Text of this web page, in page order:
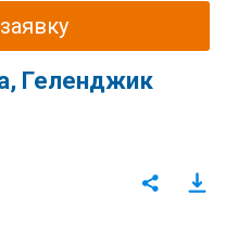
Геленджик